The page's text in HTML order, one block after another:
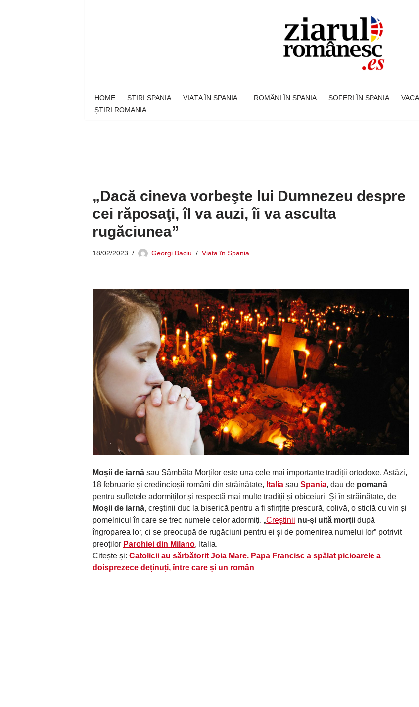
HOME ȘTIRI SPANIA VIAȚA ÎN SPANIA ROMÂNI ÎN SPANIA ȘOFERI ÎN SPANIA
ȘTIRI ROMANIA
„Dacă cineva vorbeşte lui Dumnezeu despre
cei răposaţi, îl va auzi, îi va asculta
rugăciunea”
18/02/2023 Georgi Baciu Viața în Spania
Moșii de iarnă sau Sâmbăta Morților este una cele mai importante tradiții ortodoxe. Astăzi,
18 februarie și credincioșii români din străinătate, Italia sau Spania, dau de pomană
pentru sufletele adormiților și respectă mai multe tradiții și obiceiuri. Și în străinătate, de
Moșii de iarnă, creștinii duc la biserică pentru a fi sfințite prescură, colivă, o sticlă cu vin și
pomelnicul în care se trec numele celor adormiți. „Creştinii nu-şi uită morţii după
îngroparea lor, ci se preocupă de rugăciuni pentru ei şi de pomenirea numelui lor” potrivit
preoților Parohiei din Milano, Italia.
Citește și: Catolicii au sărbătorit Joia Mare. Papa Francisc a spălat picioarele a
doisprezece deținuți, între care și un român